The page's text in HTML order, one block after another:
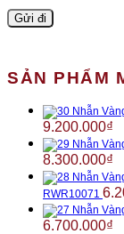
SẢN PHẨM
Nhẫn
9.200.000₫
Nhẫn
8.300.000₫
Nhẫn
RWR10071
Nhẫn
6.700.000₫